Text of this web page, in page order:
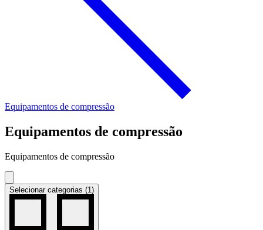
Equipamentos de compressão
Equipamentos de compressão
Equipamentos de compressão
Selecionar categorias (1)